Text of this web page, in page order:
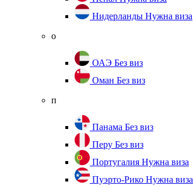
Нидерланды Нужна виза
о
ОАЭ Без виз
Оман Без виз
п
Панама Без виз
Перу Без виз
Португалия Нужна виза
Пуэрто-Рико Нужна виза